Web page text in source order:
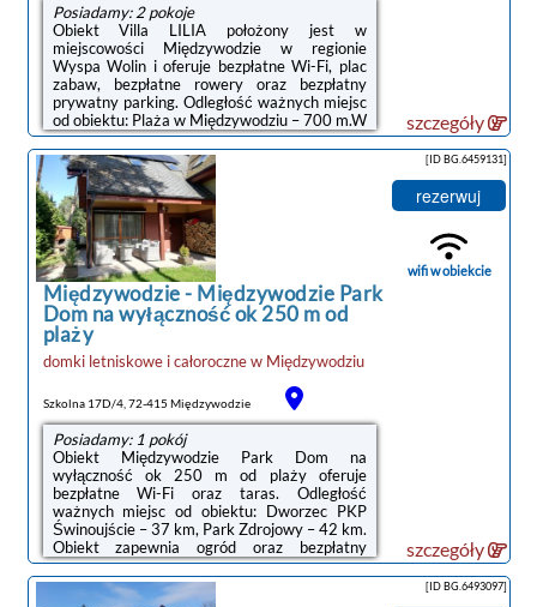
Posiadamy: 2 pokoje
Obiekt Villa LILIA położony jest w
miejscowości Międzywodzie w regionie
Wyspa Wolin i oferuje bezpłatne Wi-Fi, plac
zabaw, bezpłatne rowery oraz bezpłatny
prywatny parking. Odległość ważnych miejsc
od obiektu: Plaża w Międzywodziu – 700 m.W
obiekcie zapewniono część wypoczynkową z
telewizorem z płaskim ekranem z dostępem
do kanałów kablowych, kuchnię z pełnym
wyposażeniem, w tym lodówką i
mikrofalówką, a także prywatną łazienkę z
prysznicem oraz suszarką do włosów. Do
dyspozycji Gości jest też balkon, a z okien
roztacza się widok na ogród. Obiekt zapewnia
...
szczegóły
noclegi Międzywodzie
Międzywodzie- Międzywodzie Park
Dom na wyłączność ok 250 m od
plaży
domki letniskowe i całorocznew Międzywodziu
Szkolna 17D/4, 72-415 Międzywodzie
Posiadamy: 1 pokój
Obiekt Międzywodzie Park Dom na
wyłączność ok 250 m od plaży oferuje
bezpłatne Wi-Fi oraz taras. Odległość
ważnych miejsc od obiektu: Dworzec PKP
Świnoujście – 37 km, Park Zdrojowy – 42 km.
Obiekt zapewnia ogród oraz bezpłatny
prywatny parking. W okolicy w odległości
700 m znajduje się Plaża w
Międzywodziu.Odległość ważnych miejsc od
[ID BG.6459131]
rezerwuj
wifi w obiekcie
szczegóły
[ID BG.6493097]